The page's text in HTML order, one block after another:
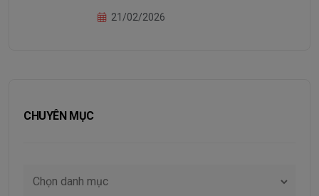
21/02/2026
CHUYÊN MỤC